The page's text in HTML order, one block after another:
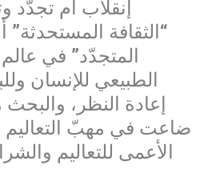
“الثقافة المستحدثة”
المتجدّد” في
الطبيعي للإنسان
إعادة النظر،
ضاعت في مهبّ التعاليم
الأعمى للتعاليم